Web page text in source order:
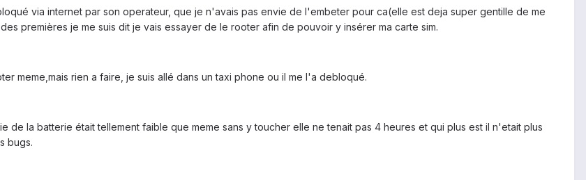
via internet par son operateur, que je n'avais pas envie de l'embeter pour ca(elle est deja super gentille de me
premières je me suis dit je vais essayer de le rooter afin de pouvoir y insérer ma carte sim.
meme,mais rien a faire, je suis allé dans un taxi phone ou il me l'a debloqué.
de la batterie était tellement faible que meme sans y toucher elle ne tenait pas 4 heures et qui plus est il n'etait plus
bugs.